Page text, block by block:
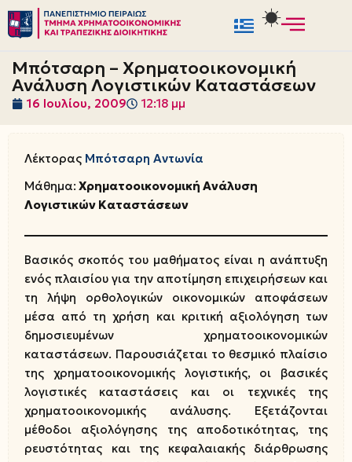
Μεταπηδήστε
στο
περιεχόμενο
Μπότσαρη – Χρηματοοικονομική
Ανάλυση Λογιστικών Καταστάσεων
16 Ιουλίου, 2009 12:18 μμ
Λέκτορας Μπότσαρη Αντωνία
Μάθημα: Χρηματοοικονομική Ανάλυση
Λογιστικών Καταστάσεων
Βασικός σκοπός του μαθήματος είναι η ανάπτυξη
ενός πλαισίου για την αποτίμηση επιχειρήσεων και
τη λήψη ορθολογικών οικονομικών αποφάσεων
μέσα από τη χρήση και κριτική αξιολόγηση των
δημοσιευμένων χρηματοοικονομικών
καταστάσεων. Παρουσιάζεται το θεσμικό πλαίσιο
της χρηματοοικονομικής λογιστικής, οι βασικές
λογιστικές καταστάσεις και οι τεχνικές της
χρηματοοικονομικής ανάλυσης. Εξετάζονται
μέθοδοι αξιολόγησης της αποδοτικότητας, της
ρευστότητας και της κεφαλαιακής διάρθρωσης